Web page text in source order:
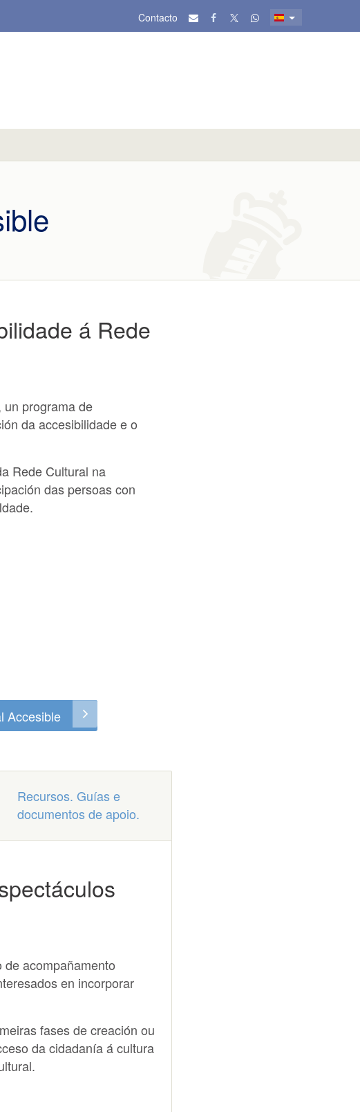
Contacto
á Rede
un programa de
da accesibilidade e o
Rede Cultural na
das persoas con
Accesible
Recursos. Guías e
documentos de apoio.
acompañamento
en incorporar
fases de creación ou
da cidadanía á cultura